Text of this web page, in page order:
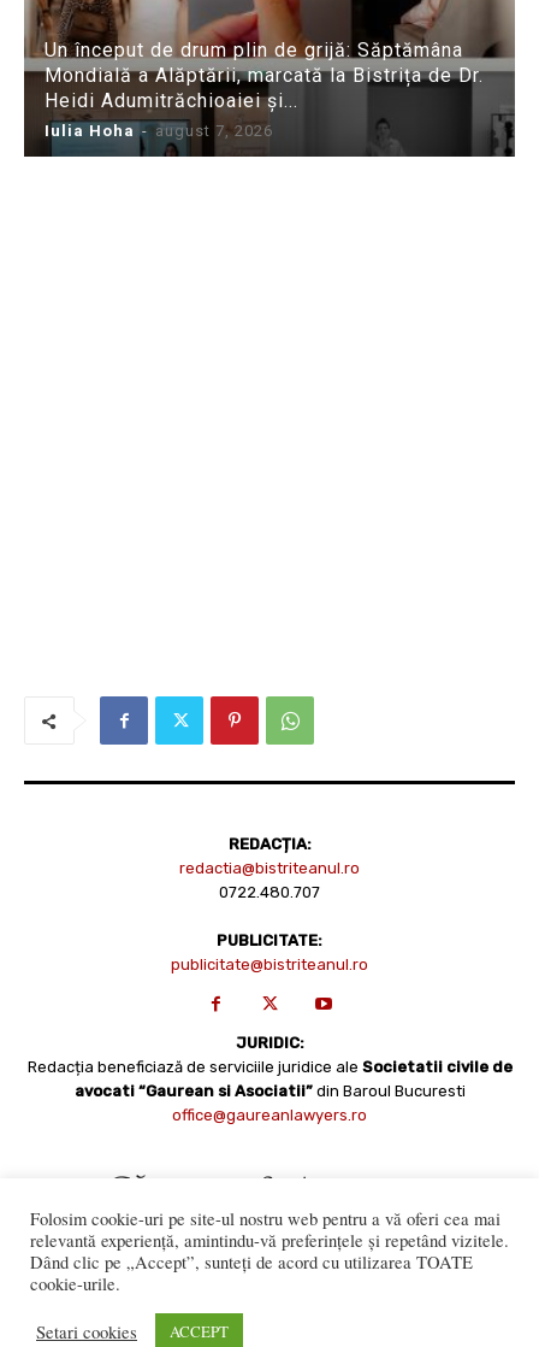
Un început de drum plin de grijă: Săptămâna
Mondială a Alăptării, marcată la Bistrița de Dr.
Heidi Adumitrăchioaiei și...
Iulia Hoha - august 7, 2026
REDACȚIA:
redactia@bistriteanul.ro
0722.480.707
PUBLICITATE:
publicitate@bistriteanul.ro
JURIDIC:
Redacția beneficiază de serviciile juridice ale Societatii civile de
avocati “Gaurean si Asociatii” din Baroul Bucuresti
office@gaureanlawyers.ro
numai cu acordul expres al Bistriteanul.Ro. © Copyright 2008 -
Folosim cookie-uri pe site-ul nostru web pentru a vă oferi cea mai
relevantă experiență, amintindu-vă preferințele și repetând vizitele.
Dând clic pe „Accept”, sunteți de acord cu utilizarea TOATE
cookie-urile.
Setari cookies ACCEPT